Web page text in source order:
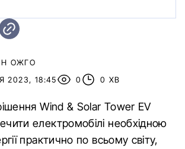
ОЖГО
2023, 18:45
0 0 ХВ
Wind & Solar Tower EV
електромобілі необхідною
практично по всьому світу,